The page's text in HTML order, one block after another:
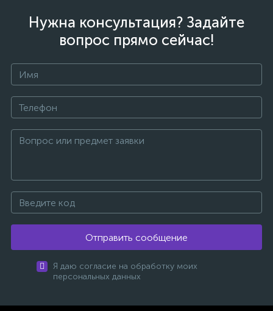
Нужна консультация? Задайте
вопрос прямо сейчас!
Отправить сообщение
Я даю согласие на обработку моих
персональных данных